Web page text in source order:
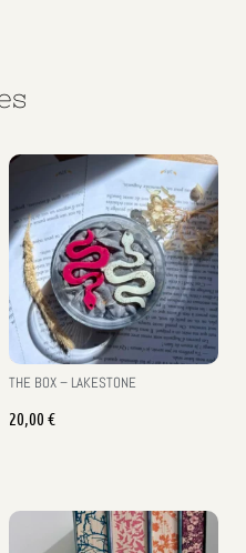
THE BOX – LAKESTONE
20,00 €